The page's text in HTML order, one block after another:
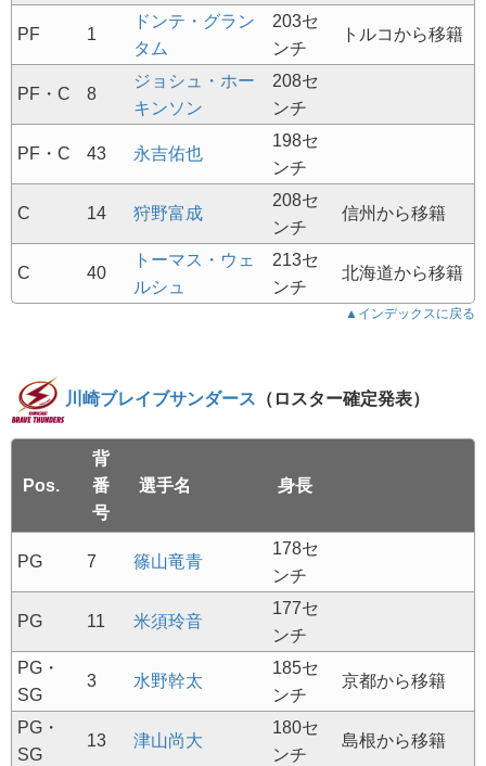
PF 1
ドンテ・グラン
タム
203セ
ンチ
トルコから移籍
PF・C 8
ジョシュ・ホー
キンソン
208セ
ンチ
PF・C 43 永吉佑也
198セ
ンチ
C 14 狩野富成
208セ
ンチ
信州から移籍
C 40
トーマス・ウェ
ルシュ
213セ
ンチ
北海道から移籍
▲インデックスに戻る
川崎ブレイブサンダース （ロスター確定発表）
Pos.
背
番
号
選手名 身長
PG 7 篠山竜青
178セ
ンチ
PG 11 米須玲音
177セ
ンチ
PG・
SG
3 水野幹太
185セ
ンチ
京都から移籍
PG・
SG
13 津山尚大
180セ
ンチ
島根から移籍